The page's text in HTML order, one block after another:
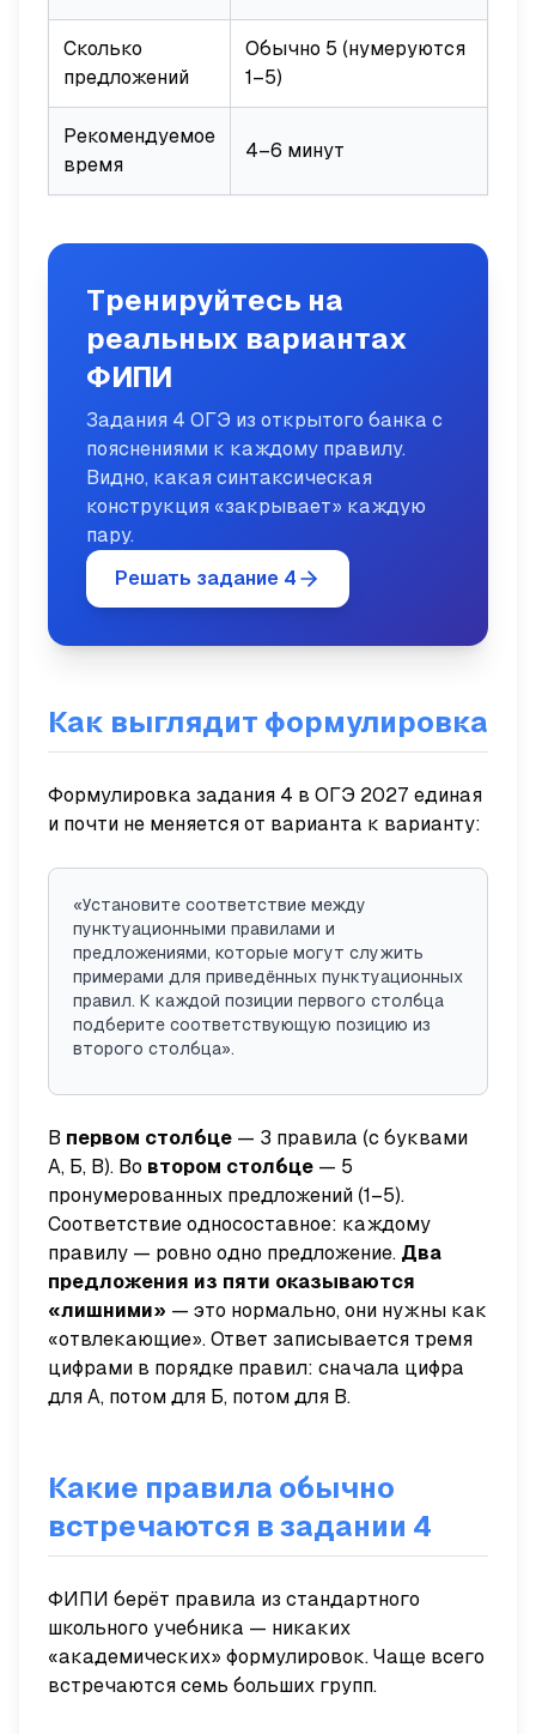
Сколько
предложений
Обычно 5 (нумеруются
1–5)
Рекомендуемое
время
4–6 минут
Тренируйтесь на
реальных вариантах
ФИПИ
Задания 4 ОГЭ из открытого банка с
пояснениями к каждому правилу.
Видно, какая синтаксическая
конструкция «закрывает» каждую
пару.
Решать задание 4
Как выглядит формулировка
Формулировка задания 4 в ОГЭ 2027 единая
и почти не меняется от варианта к варианту:
«Установите соответствие между
пунктуационными правилами и
предложениями, которые могут служить
примерами для приведённых пунктуационных
правил. К каждой позиции первого столбца
подберите соответствующую позицию из
второго столбца».
В первом столбце — 3 правила (с буквами
А, Б, В). Во втором столбце — 5
пронумерованных предложений (1–5).
Соответствие односоставное: каждому
правилу — ровно одно предложение. Два
предложения из пяти оказываются
«лишними» — это нормально, они нужны как
«отвлекающие». Ответ записывается тремя
цифрами в порядке правил: сначала цифра
для А, потом для Б, потом для В.
Какие правила обычно
встречаются в задании 4
ФИПИ берёт правила из стандартного
школьного учебника — никаких
«академических» формулировок. Чаще всего
встречаются семь больших групп.